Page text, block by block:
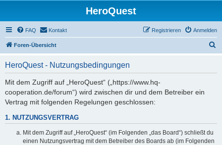
HeroQuest
FAQ Kontakt Anmelden
Registrieren
Foren-Übersicht
HeroQuest - Nutzungsbedingungen
Mit dem Zugriff auf „HeroQuest“ („https://www.hq-
cooperation.de/forum“) wird zwischen dir und dem Betreiber ein
Vertrag mit folgenden Regelungen geschlossen:
1. NUTZUNGSVERTRAG
Mit dem Zugriff auf „HeroQuest“ (im Folgenden „das Board“) schließt du
einen Nutzungsvertrag mit dem Betreiber des Boards ab (im Folgenden